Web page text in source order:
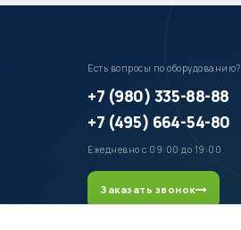
Есть вопросы по оборудованию?
+7 (980) 335-88-88
+7 (495) 664-54-80
Ежедневно с 09:00 до 19:00
Заказать звонок